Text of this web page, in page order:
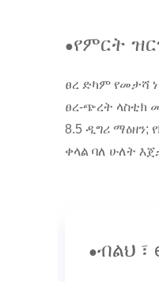
●የምርት
ፀረ ድካም የመታሻ
ፀረ-ጭረት ላስቲክ
8.5 ዲግሪ ማዕዘን;
ቀላል ባለ ሁለት
●ብልህ ፣